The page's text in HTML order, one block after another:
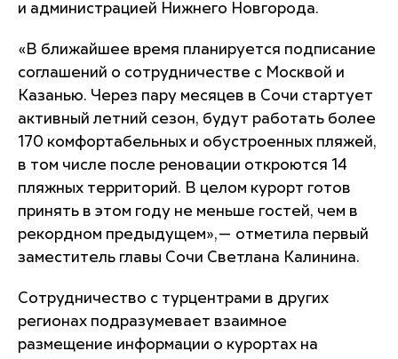
и администрацией Нижнего Новгорода.
«В ближайшее время планируется подписание
соглашений о сотрудничестве с Москвой и
Казанью. Через пару месяцев в Сочи стартует
активный летний сезон, будут работать более
170 комфортабельных и обустроенных пляжей,
в том числе после реновации откроются 14
пляжных территорий. В целом курорт готов
принять в этом году не меньше гостей, чем в
рекордном предыдущем»,— отметила первый
заместитель главы Сочи Светлана Калинина.
Сотрудничество с турцентрами в других
регионах подразумевает взаимное
размещение информации о курортах на